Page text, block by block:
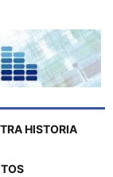
HISTORIA